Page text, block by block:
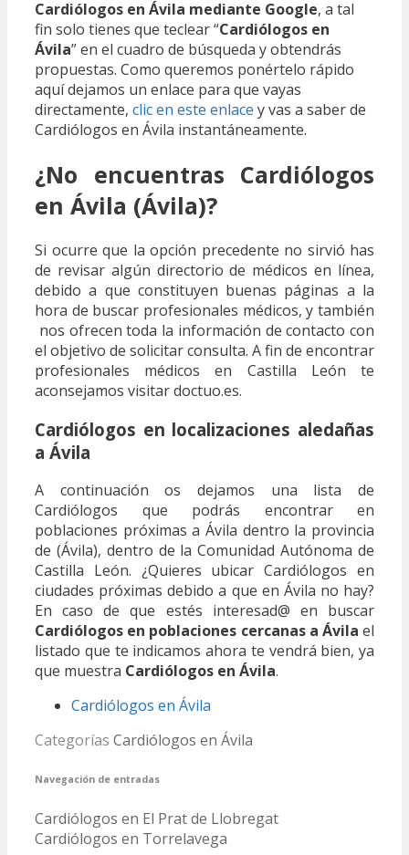
Cardiólogos en Ávila mediante Google, a tal
fin solo tienes que teclear “Cardiólogos en
Ávila” en el cuadro de búsqueda y obtendrás
propuestas. Como queremos ponértelo rápido
aquí dejamos un enlace para que vayas
directamente, clic en este enlace y vas a saber de
Cardiólogos en Ávila instantáneamente.
¿No encuentras Cardiólogos
en Ávila (Ávila)?
Si ocurre que la opción precedente no sirvió has
de revisar algún directorio de médicos en línea,
debido a que constituyen buenas páginas a la
hora de buscar profesionales médicos, y también
nos ofrecen toda la información de contacto con
el objetivo de solicitar consulta. A fin de encontrar
profesionales médicos en Castilla León te
aconsejamos visitar doctuo.es.
Cardiólogos en localizaciones aledañas
a Ávila
A continuación os dejamos una lista de
Cardiólogos que podrás encontrar en
poblaciones próximas a Ávila dentro la provincia
de (Ávila), dentro de la Comunidad Autónoma de
Castilla León. ¿Quieres ubicar Cardiólogos en
ciudades próximas debido a que en Ávila no hay?
En caso de que estés interesad@ en buscar
Cardiólogos en poblaciones cercanas a Ávila el
listado que te indicamos ahora te vendrá bien, ya
que muestra Cardiólogos en Ávila.
Cardiólogos en Ávila
Categorías Cardiólogos en Ávila
Navegación de entradas
Cardiólogos en El Prat de Llobregat
Cardiólogos en Torrelavega